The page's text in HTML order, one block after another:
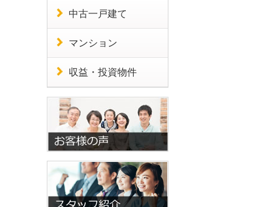
中古一戸建て
マンション
収益・投資物件